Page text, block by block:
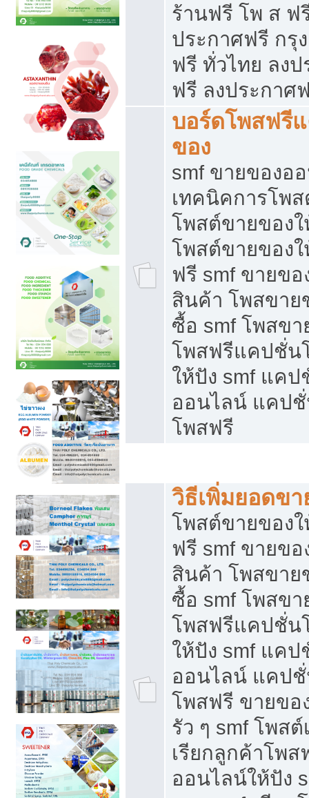
ร้านฟรี โพ ส ฟ
ประกาศฟรี กรุ
ฟรี ทั่วไทย ลง
ฟรี ลงประกาศ
บอร์ดโพสฟรี
ของ
smf ขายของอ
เทคนิคการโพ
โพสต์ขายของ
โพสต์ขายของ
ฟรี smf ขายข
สินค้า โพสขาย
ซื้อ smf โพสข
โพสฟรีแคปชั่น
ให้ปัง smf แค
ออนไลน์ แคป
โพสฟรี
วิธีเพิ่มยอดข
โพสต์ขายของ
ฟรี smf ขายข
สินค้า โพสขาย
ซื้อ smf โพสข
โพสฟรีแคปชั่น
ให้ปัง smf แค
ออนไลน์ แคป
โพสฟรี ขายขอ
รัว ๆ smf โพส
เรียกลูกค้าโพส
ออนไลน์ให้ปัง